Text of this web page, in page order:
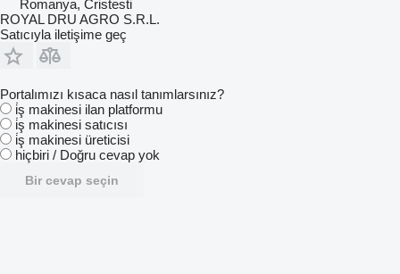
Romanya, Cristesti
ROYAL DRU AGRO S.R.L.
Satıcıyla iletişime geç
Portalımızı kısaca nasıl tanımlarsınız?
i̇ş makinesi ilan platformu
i̇ş makinesi satıcısı
i̇ş makinesi üreticisi
hiçbiri / Doğru cevap yok
Bir cevap seçin